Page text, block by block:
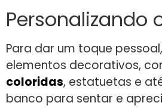
Personalizando
Para dar um toque
elementos decorativos,
coloridas, estatuetas e
banco para sentar e